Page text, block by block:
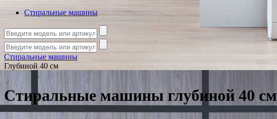
Стиральные машины
Стиральные машины
Глубиной 40 см
Стиральные машины глубиной 40 см